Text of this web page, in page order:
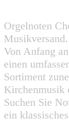
Orgelnoten
Von Anfang
einen
Sortiment
Kirchenmusik
Suchen Sie
ein